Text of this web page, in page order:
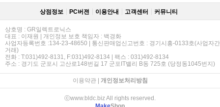
상점정보 PC버젼 이용안내 고객센터 커뮤니티
상호명 : GR일렉트로닉스
대표 : 이재원 | 개인정보 보호 책임자 : 백경화
사업자등록번호 :134-23-48650 | 통신판매업신고번호 : 경기시흥-0133호(사업자간
거래)
전화 : T:031)492-8131, F:031)492-8134 | 팩스 : 031)492-8134
주소 : 경기도 군포시 고산로148번길 17 군포IT밸리 B동 725호 (당정동1045번지)
이용약관| 개인정보처리방침
ⓒwww.bldc.biz All rights reserved.